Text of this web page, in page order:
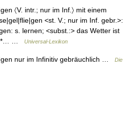
〈V. intr.; nur im Inf.〉 mit einem
<st. V.; nur im Inf. gebr.>:
s. lernen; <subst.:> das Wetter ist
* *… …
Universal-Lexikon
nur im Infinitiv gebräuchlich …
Die